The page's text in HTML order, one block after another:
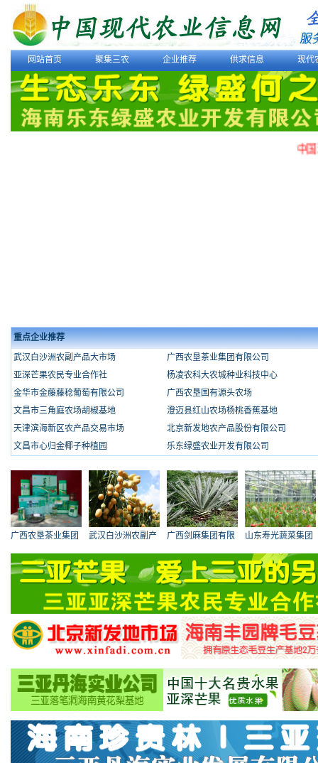
网站首页 聚集三农 企业推荐 供求信息 现代
中
重点企业推荐
武汉白沙洲农副产品大市场
广西农垦茶业集团有限公司
亚深芒果农民专业合作社
杨凌农科大农城种业科技中心
金华市金藤藤稔葡萄有限公司
广西农垦国有源头农场
文昌市三角庭农场胡椒基地
澄迈县红山农场杨桃香蕉基地
天津滨海新区农产品交易市场
北京新发地农产品股份有限公司
文昌市心归金椰子种植园
乐东绿盛农业开发有限公司
广西农垦茶业集团 武汉白沙洲农副产 广西剑麻集团有限 山东寿光蔬菜集团